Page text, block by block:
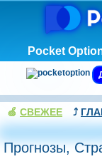
Pocket
🍏 СВЕЖЕЕ ⤴️
Прогнозы,